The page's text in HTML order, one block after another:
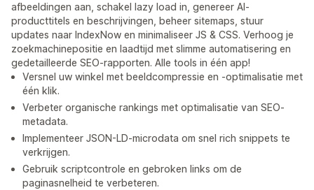
afbeeldingen aan, schakel lazy load in, genereer AI-
producttitels en beschrijvingen, beheer sitemaps, stuur
updates naar IndexNow en minimaliseer JS & CSS. Verhoog je
zoekmachinepositie en laadtijd met slimme automatisering en
gedetailleerde SEO-rapporten. Alle tools in één app!
Versnel uw winkel met beeldcompressie en -optimalisatie met
één klik.
Verbeter organische rankings met optimalisatie van SEO-
metadata.
Implementeer JSON-LD-microdata om snel rich snippets te
verkrijgen.
Gebruik scriptcontrole en gebroken links om de
paginasnelheid te verbeteren.